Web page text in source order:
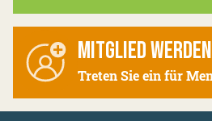
MITGLIED WERDEN
Treten Sie ein für